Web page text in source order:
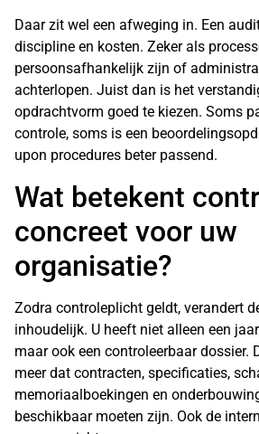
Daar zit wel een afweging in. Een
discipline en kosten. Zeker als
persoonsafhankelijk zijn of
achterlopen. Juist dan is het
opdrachtvorm goed te kiezen. Soms
controle, soms is een
upon procedures beter passend.
Wat betekent
concreet voor uw
organisatie?
Zodra controleplicht geldt, verandert
inhoudelijk. U heeft niet alleen een
maar ook een controleerbaar dossier.
meer dat contracten, specificaties,
memoriaalboekingen en
beschikbaar moeten zijn. Ook de